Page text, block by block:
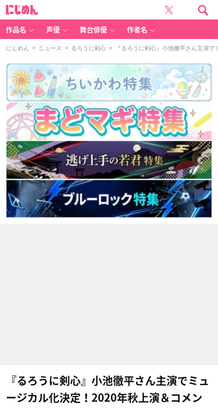
作品名 声優 舞台俳優 作者名
にじめん > ニュース > るろうに剣心 > 『るろうに剣心』小池徹平さん主演で
『るろうに剣心』小池徹平さん主演でミュ
ージカル化決定！2020年秋上演＆コメン